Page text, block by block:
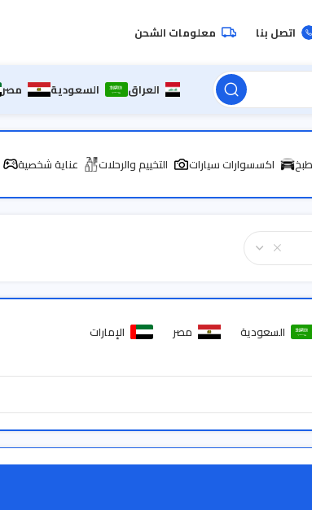
اتصل بنا معلومات الشحن
العراق السعودية مصر
اكسسوارات سيارات التخييم والرحلات عناية شخصية
السعودية مصر الإمارات